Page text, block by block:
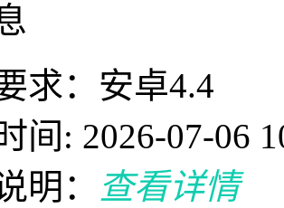
求：安卓4.4
间: 2026-07-06
明：
查看详情